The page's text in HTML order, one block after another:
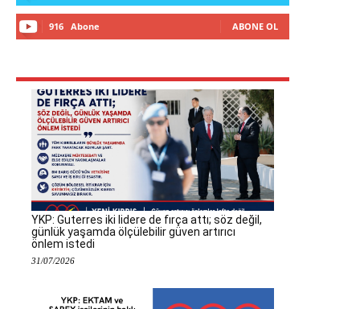
916 Abone ABONE OL
YKP: Guterres iki lidere de fırça attı; söz değil,
günlük yaşamda ölçülebilir güven artırıcı
önlem istedi
31/07/2026